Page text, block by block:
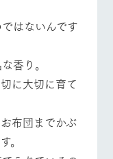
然
ふ
ら学べる様々な
プ
い
て
じ
逸
プ
ウンロード
はないんです
香り。
に大切に育て
布団までかぶ
。